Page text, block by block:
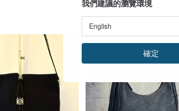
我們建議的瀏覽環境
確定